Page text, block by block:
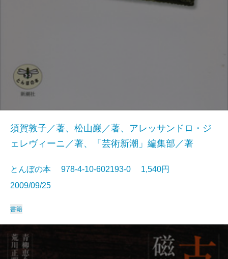
須賀敦子／著、松山巖／著、アレッサンドロ・ジ
ェレヴィーニ／著、「芸術新潮」編集部／著
とんぼの本 978-4-10-602193-0 1,540円
2009/09/25
書籍